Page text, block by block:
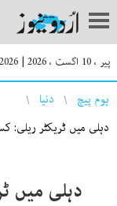
پیر ، 10 اگست ، 2026 |
You are here
ہوم پیچ
دنیا
دہلی میں ٹریکٹر ریلی:
دہلی میں